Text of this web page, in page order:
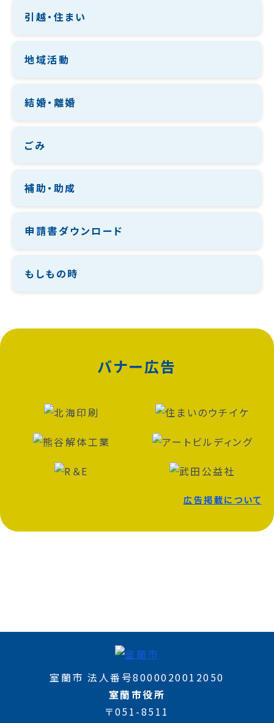
引越・住まい
地域活動
結婚・離婚
ごみ
補助・助成
申請書ダウンロード
もしもの時
バナー広告
広告掲載について
室蘭市 法人番号8000020012050
室蘭市役所
〒051-8511